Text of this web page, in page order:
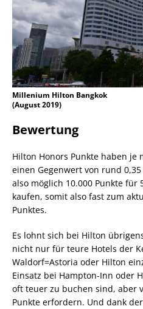
Millenium Hilton Bangkok
(August 2019)
Bewertung
Hilton Honors Punkte haben je
einen Gegenwert von rund 0,35
also möglich 10.000 Punkte für
kaufen, somit also fast zum
Punktes.
Es lohnt sich bei Hilton
nicht nur für teure Hotels der
Waldorf=Astoria oder Hilton
Einsatz bei Hampton-Inn oder
oft teuer zu buchen sind, aber
Punkte erfordern. Und dank